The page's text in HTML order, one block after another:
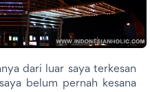
dari luar saya terkesan
belum pernah kesana